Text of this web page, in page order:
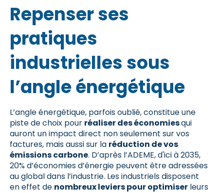
Repenser ses
pratiques
industrielles sous
l’angle énergétique
L’angle énergétique, parfois oublié, constitue une
piste de choix pour réaliser des économiesqui
auront un impact direct non seulement sur vos
factures, mais aussi sur la réduction de vos
émissions carbone. D’après l’ADEME, d'ici à 2035,
20% d’économies d’énergie peuvent être adressées
au global dans l’industrie. Les industriels disposent
en effet de nombreux leviers pour optimiser leurs